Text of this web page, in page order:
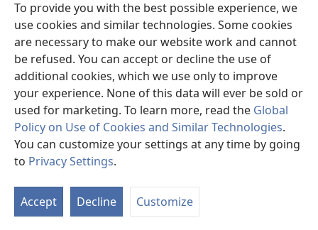
To provide you with the best possible experience, we
use cookies and similar technologies. Some cookies
are necessary to make our website work and cannot
be refused. You can accept or decline the use of
additional cookies, which we use only to improve
your experience. None of this data will ever be sold or
used for marketing. To learn more, read the Global
Policy on Use of Cookies and Similar Technologies.
You can customize your settings at any time by going
to Privacy Settings.
Accept Decline Customize
nngwe)
LAEBORARI YA MO INTERNET
(e
bula
tsebe
e
nngwe)
JW Hub
(e
bula
tsebe
e
nngwe)
App ya JW Library
Copyright© 2026 Watch Tower Bible and Tract Society of Pennsylvania.
MELAWANA YA TIRISO|